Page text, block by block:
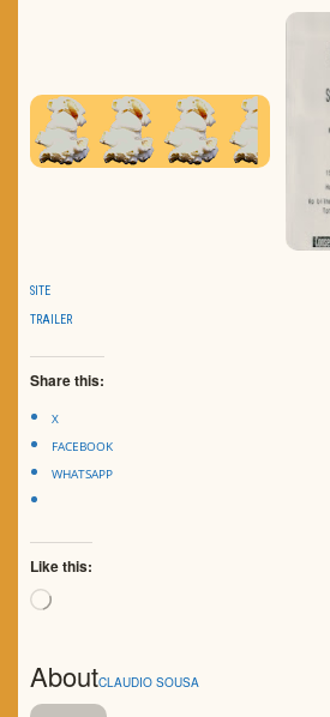
SITE
TRAILER
Share this:
X
FACEBOOK
WHATSAPP
Like this:
Loading…
AboutCLAUDIO SOUSA